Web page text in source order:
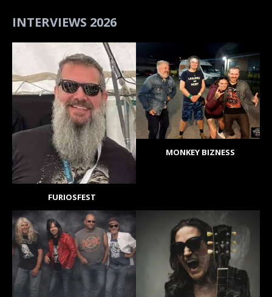
INTERVIEWS 2026
FURIOSFEST
MONKEY BIZNESS